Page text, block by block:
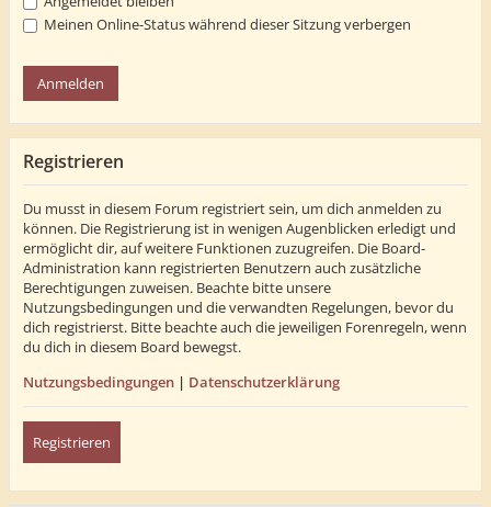
Meinen Online-Status während dieser Sitzung verbergen
Registrieren
Du musst in diesem Forum registriert sein, um dich anmelden zu
können. Die Registrierung ist in wenigen Augenblicken erledigt und
ermöglicht dir, auf weitere Funktionen zuzugreifen. Die Board-
Administration kann registrierten Benutzern auch zusätzliche
Berechtigungen zuweisen. Beachte bitte unsere
Nutzungsbedingungen und die verwandten Regelungen, bevor du
dich registrierst. Bitte beachte auch die jeweiligen Forenregeln, wenn
du dich in diesem Board bewegst.
Nutzungsbedingungen | Datenschutzerklärung
Registrieren